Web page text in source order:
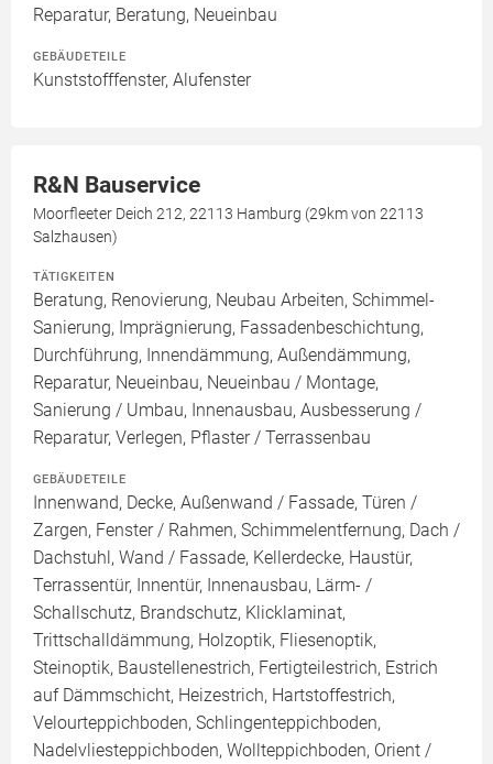
Reparatur, Beratung, Neueinbau
GEBÄUDETEILE
Kunststofffenster, Alufenster
R&N Bauservice
Moorfleeter Deich 212, 22113 Hamburg (29km von 22113
Salzhausen)
TÄTIGKEITEN
Beratung, Renovierung, Neubau Arbeiten, Schimmel-
Sanierung, Imprägnierung, Fassadenbeschichtung,
Durchführung, Innendämmung, Außendämmung,
Reparatur, Neueinbau, Neueinbau / Montage,
Sanierung / Umbau, Innenausbau, Ausbesserung /
Reparatur, Verlegen, Pflaster / Terrassenbau
GEBÄUDETEILE
Innenwand, Decke, Außenwand / Fassade, Türen /
Zargen, Fenster / Rahmen, Schimmelentfernung, Dach /
Dachstuhl, Wand / Fassade, Kellerdecke, Haustür,
Terrassentür, Innentür, Innenausbau, Lärm- /
Schallschutz, Brandschutz, Klicklaminat,
Trittschalldämmung, Holzoptik, Fliesenoptik,
Steinoptik, Baustellenestrich, Fertigteilestrich, Estrich
auf Dämmschicht, Heizestrich, Hartstoffestrich,
Velourteppichboden, Schlingenteppichboden,
Nadelvliesteppichboden, Wollteppichboden, Orient /